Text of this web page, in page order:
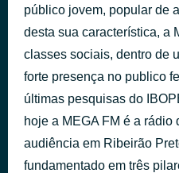
U2 and Mary J. Blige
público jovem, popular de
desta sua característica, a
classes sociais, dentro de
forte presença no publico
últimas pesquisas do
hoje a MEGA FM é a rádio
audiência em Ribeirão
fundamentado em três